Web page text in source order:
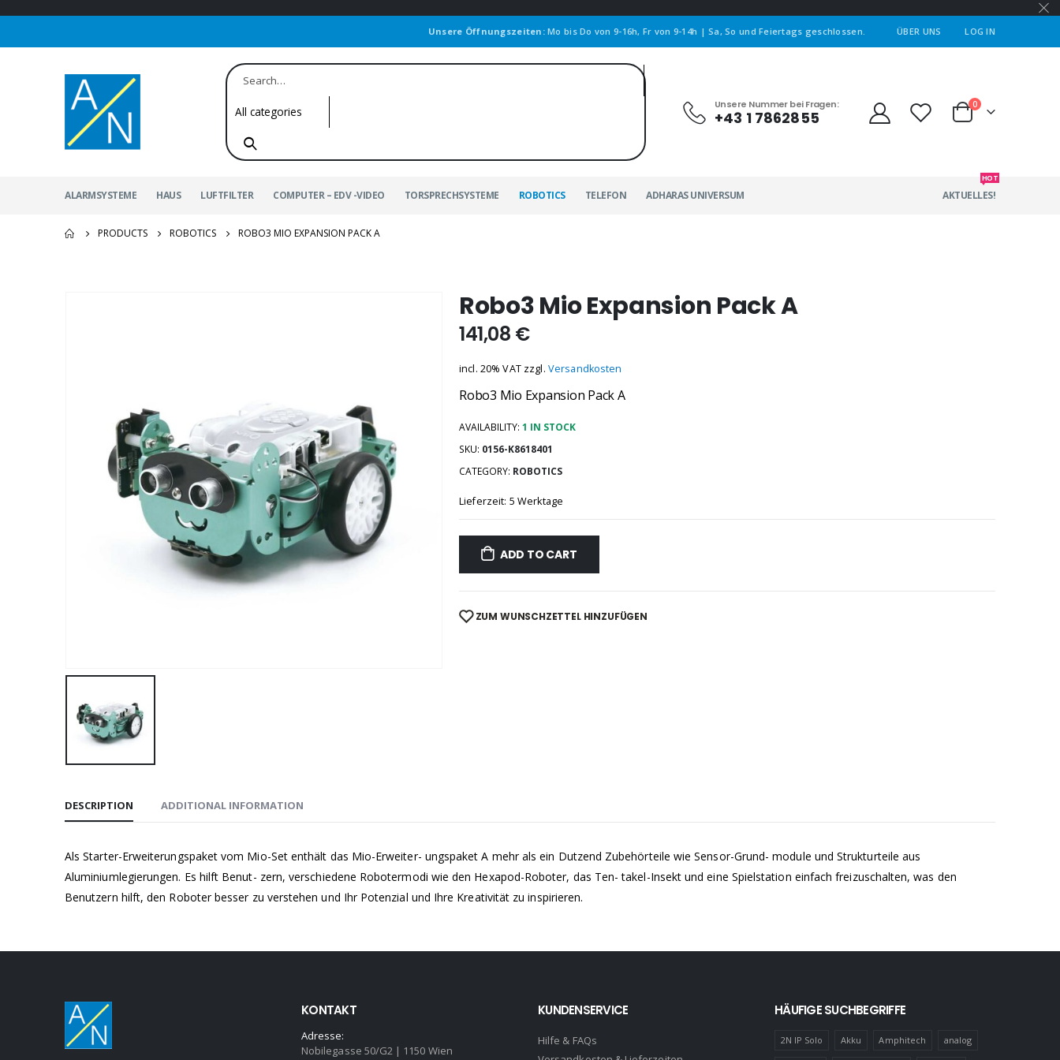
Unsere Öffnungszeiten:Mo bis Do von 9-16h, Fr von 9-14h | Sa, So und Feiertags geschlossen. ÜBER UNS LOG IN
Unsere Nummer bei Fragen:
+43 1 7862855
0
ALARMSYSTEME HAUS LUFTFILTER COMPUTER – EDV -VIDEO TORSPRECHSYSTEME ROBOTICS TELEFON ADHARAS UNIVERSUM AKTUELLES!
HOT
PRODUCTS ROBOTICS ROBO3 MIO EXPANSION PACK A
Robo3 Mio Expansion Pack A
141,08 €
incl. 20% VAT zzgl. Versandkosten
Robo3 Mio Expansion Pack A
AVAILABILITY: 1 IN STOCK
SKU: 0156-K8618401
CATEGORY: ROBOTICS
Lieferzeit: 5 Werktage
ADD TO CART
ZUM WUNSCHZETTEL HINZUFÜGEN
DESCRIPTION ADDITIONAL INFORMATION
Als Starter-Erweiterungspaket vom Mio-Set enthält das Mio-Erweiter- ungspaket A mehr als ein Dutzend Zubehörteile wie Sensor-Grund- module und Strukturteile aus
Aluminiumlegierungen. Es hilft Benut- zern, verschiedene Robotermodi wie den Hexapod-Roboter, das Ten- takel-Insekt und eine Spielstation einfach freizuschalten, was den
Benutzern hilft, den Roboter besser zu verstehen und Ihr Potenzial und Ihre Kreativität zu inspirieren.
KONTAKT
Adresse:
Nobilegasse 50/G2 | 1150 Wien
KUNDENSERVICE
Hilfe & FAQs
HÄUFIGE SUCHBEGRIFFE
2N IP Solo Akku Amphitech analog